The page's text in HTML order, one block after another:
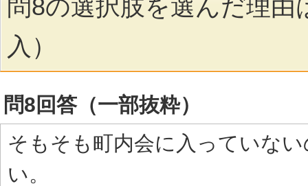
問8の選択肢を選んだ理由
入）
問8回答（一部抜粋）
そもそも町内会に入っていな
い。